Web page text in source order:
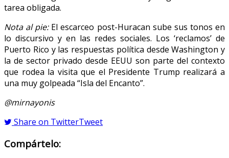
tarea obligada.
Nota al pie:El escarceo post-Huracan sube sus tonos en
lo discursivo y en las redes sociales. Los ‘reclamos’ de
Puerto Rico y las respuestas política desde Washington y
la de sector privado desde EEUU son parte del contexto
que rodea la visita que el Presidente Trump realizará a
una muy golpeada “Isla del Encanto”.
@mirnayonis
Share on TwitterTweet
Compártelo: